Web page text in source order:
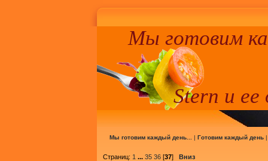
Мы готовим
Stern и ее
Мы готовим каждый день... | Готовим каждый день
Страниц: 1 ... 35 36 [37] Вниз